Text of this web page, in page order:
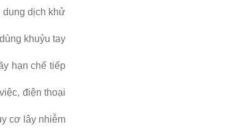
dung dịch khử
khuỷu tay
hạn chế tiếp
điện thoại
cơ lây nhiễm